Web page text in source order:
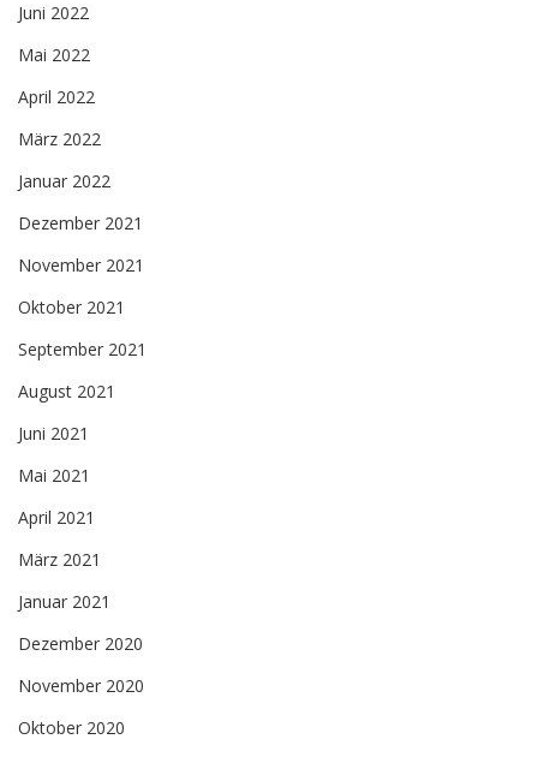
Juni 2022
Mai 2022
April 2022
März 2022
Januar 2022
Dezember 2021
November 2021
Oktober 2021
September 2021
August 2021
Juni 2021
Mai 2021
April 2021
März 2021
Januar 2021
Dezember 2020
November 2020
Oktober 2020